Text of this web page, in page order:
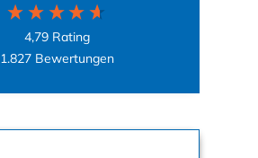
4,79 Rating
1.827 Bewertungen